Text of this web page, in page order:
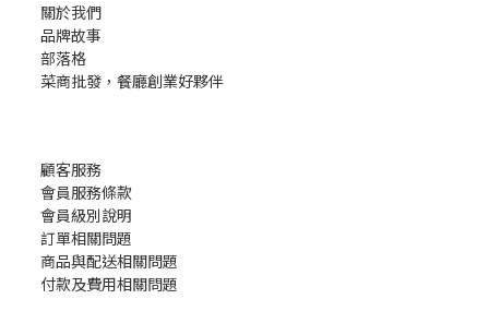
關於我們
品牌故事
部落格
菜商批發，餐廳創業好夥伴
顧客服務
會員服務條款
會員級別說明
訂單相關問題
商品與配送相關問題
付款及費用相關問題